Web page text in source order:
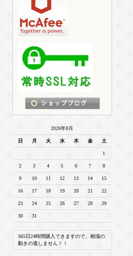
2026年8月
日 月 火 水 木 金 土
1
2 3 4 5 6 7 8
9 10 11 12 13 14 15
16 17 18 19 20 21 22
23 24 25 26 27 28 29
30 31
365日24時間購入できますので、相場の
動きの逃しません！！